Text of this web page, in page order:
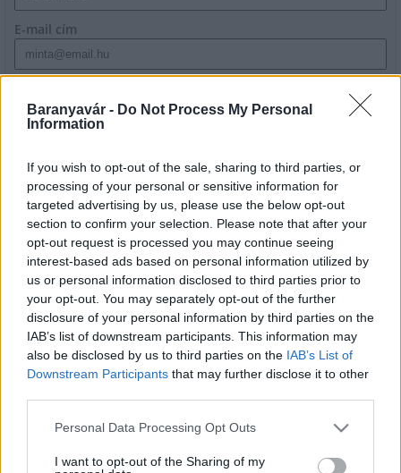
Baranyavár - Do Not Process My Personal
Information
If you wish to opt-out of the sale, sharing to third parties, or
processing of your personal or sensitive information for
targeted advertising by us, please use the below opt-out
section to confirm your selection. Please note that after your
opt-out request is processed you may continue seeing
interest-based ads based on personal information utilized by
us or personal information disclosed to third parties prior to
your opt-out. You may separately opt-out of the further
disclosure of your personal information by third parties on the
IAB’s list of downstream participants. This information may
also be disclosed by us to third parties on the IAB’s List of
Downstream Participants that may further disclose it to other
Please note that this website/app uses one or more Google
not limited to your visit or usage behaviour. You may click to
Personal Data Processing Opt Outs
I want to opt-out of the Sharing of my
E-mail cím
szabályzatot!
HÍRDETÉS
LEGFRISSEBB
Országos hírek
Nem az üres, hanem az okosan működő
épület energiatakarékos
Országos hírek